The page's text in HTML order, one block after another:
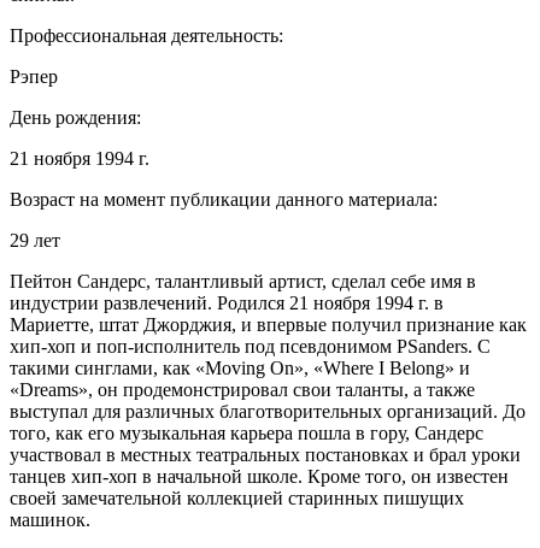
Профессиональная деятельность:
Рэпер
День рождения:
21 ноября 1994 г.
Возраст на момент публикации данного материала:
29 лет
Пейтон Сандерс, талантливый артист, сделал себе имя в
индустрии развлечений. Родился 21 ноября 1994 г. в
Мариетте, штат Джорджия, и впервые получил признание как
хип-хоп и поп-исполнитель под псевдонимом PSanders. С
такими синглами, как «Moving On», «Where I Belong» и
«Dreams», он продемонстрировал свои таланты, а также
выступал для различных благотворительных организаций. До
того, как его музыкальная карьера пошла в гору, Сандерс
участвовал в местных театральных постановках и брал уроки
танцев хип-хоп в начальной школе. Кроме того, он известен
своей замечательной коллекцией старинных пишущих
машинок.